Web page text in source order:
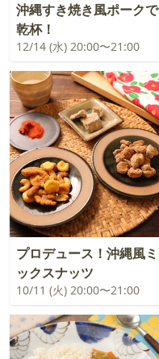
沖縄すき焼き風ポークで
乾杯！
12/14 (水) 20:00〜21:00
プロデュース！沖縄風ミ
ックスナッツ
10/11 (火) 20:00〜21:00